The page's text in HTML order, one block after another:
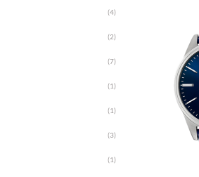
(4)
(2)
(7)
(1)
(1)
(3)
(1)